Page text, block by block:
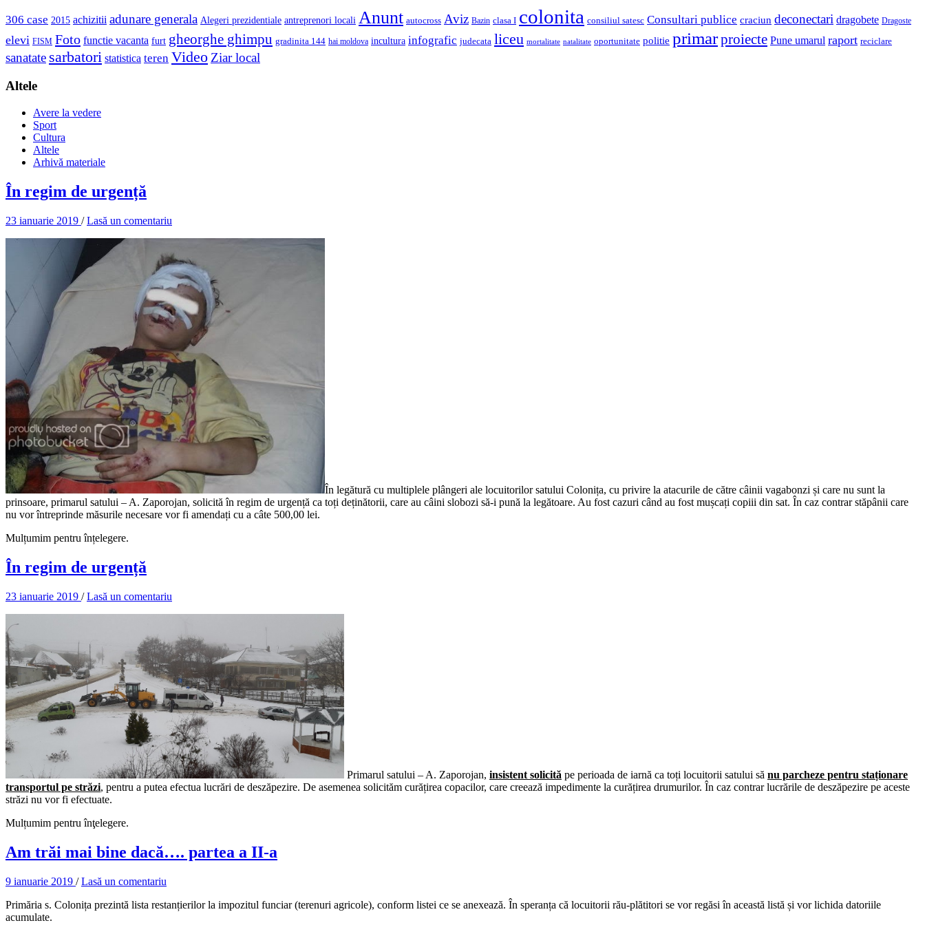
306 case 2015 achizitii adunare generala Alegeri prezidentiale antreprenori locali Anunt autocross Aviz Bazin clasa I colonita consiliul satesc Consultari publice craciun deconectari dragobete Dragoste
elevi FISM Foto functie vacanta furt gheorghe ghimpu gradinita 144 hai moldova incultura infografic judecata liceu mortalitate natalitate oportunitate politie primarproiecte Pune umarul raport reciclare
sanatate sarbatori statistica teren Video Ziar local
Altele
Avere la vedere
Sport
Cultura
Altele
Arhivă materiale
În regim de urgență
23 ianuarie 2019 /Lasă un comentariu
În legătură cu multiplele plângeri ale locuitorilor satului Colonița, cu privire la atacurile de către câinii vagabonzi și care nu sunt la
prinsoare, primarul satului – A. Zaporojan, solicită în regim de urgență ca toți deținătorii, care au câini slobozi să-i pună la legătoare. Au fost cazuri când au fost mușcați copiii din sat. În caz contrar stăpânii care
nu vor întreprinde măsurile necesare vor fi amendați cu a câte 500,00 lei.
Mulțumim pentru înțelegere.
În regim de urgență
23 ianuarie 2019 /Lasă un comentariu
Primarul satului – A. Zaporojan, insistent solicită pe perioada de iarnă ca toți locuitorii satului să nu parcheze pentru staționare
transportul pe străzi, pentru a putea efectua lucrări de deszăpezire. De asemenea solicităm curățirea copacilor, care creează impedimente la curățirea drumurilor. În caz contrar lucrările de deszăpezire pe aceste
străzi nu vor fi efectuate.
Mulțumim pentru înţelegere.
Am trăi mai bine dacă…. partea a II-a
9 ianuarie 2019 /Lasă un comentariu
Primăria s. Colonița prezintă lista restanțierilor la impozitul funciar (terenuri agricole), conform listei ce se anexează. În speranța că locuitorii rău-plătitori se vor regăsi în această listă și vor lichida datoriile
acumulate.